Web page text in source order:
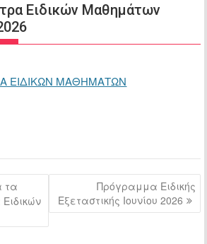
Ειδικών Μαθημάτων
ΕΙΔΙΚΩΝ ΜΑΘΗΜΑΤΩΝ
τα
Πρόγραμμα Ειδικής
Εξεταστικής Ιουνίου 2026